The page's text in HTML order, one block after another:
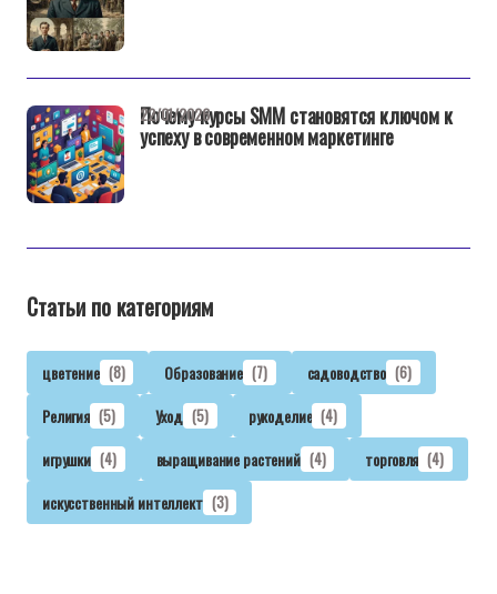
Почему курсы SMM становятся ключом к
успеху в современном маркетинге
22/01/2026
Статьи по категориям
цветение (8) Образование (7) садоводство (6)
Религия (5) Уход (5) рукоделие (4)
игрушки (4) выращивание растений (4) торговля (4)
искусственный интеллект (3)